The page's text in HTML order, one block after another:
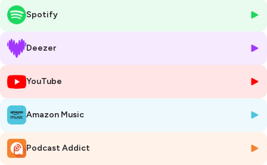
conseillant. Tu réussiras à mettre en lumière ta motivation pour
choisir qui tu veux être et peut-être même que tu découvriras la liberté
Tu découvres mon podcast ?
Salut à toi ! Je m'appelle Robin, je suis étudiant en
télécommunications. Dans ce podcast je te donne les conseils, les
méthodes, les astuces qui m’ont permis de réussir mes études mieux
que les autres en travaillant jusqu’à deux fois moins.
En gagnant en efficacité dans ton travail, tu seras plus productif et tu
Instagram :https://www.instagram.com/robintyonnel/
Spotify
Deezer
YouTube
Amazon Music
Podcast Addict